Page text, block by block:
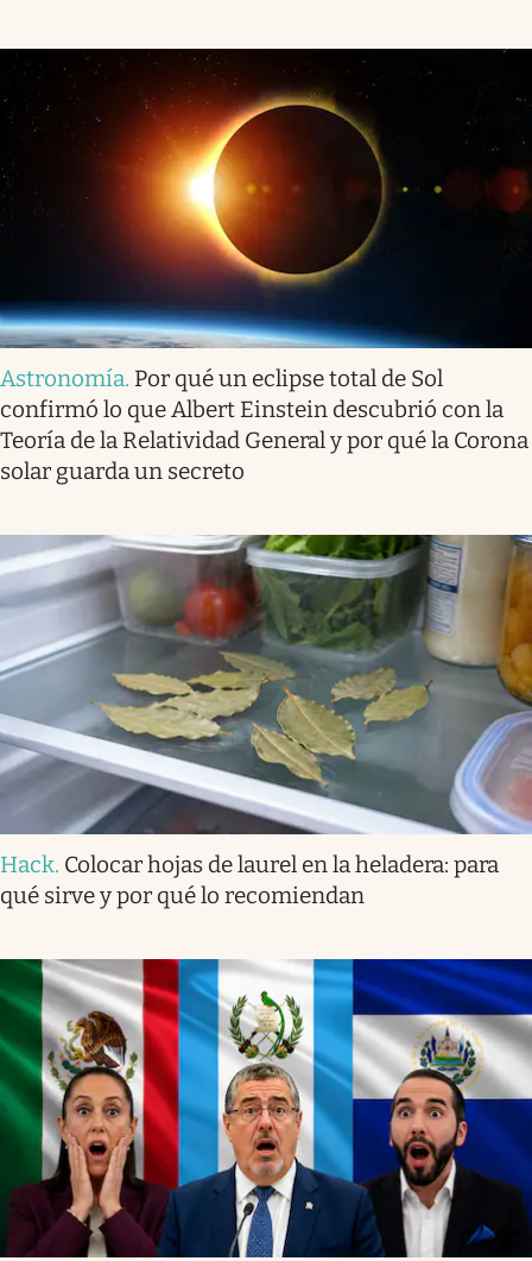
Astronomía. Por qué un eclipse total de Sol
confirmó lo que Albert Einstein descubrió con la
Teoría de la Relatividad General y por qué la Corona
solar guarda un secreto
Hack. Colocar hojas de laurel en la heladera: para
qué sirve y por qué lo recomiendan